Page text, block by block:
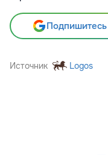
Источник Logos